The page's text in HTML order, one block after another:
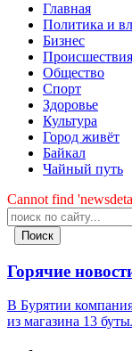
Главная
Политика и
Бизнес
Происшествия
Общество
Cпорт
Здоровье
Культура
Город живёт
Байкал
Чайный путь
Cannot find
Поиск
Горячие
В Бурятии
из магазина 13